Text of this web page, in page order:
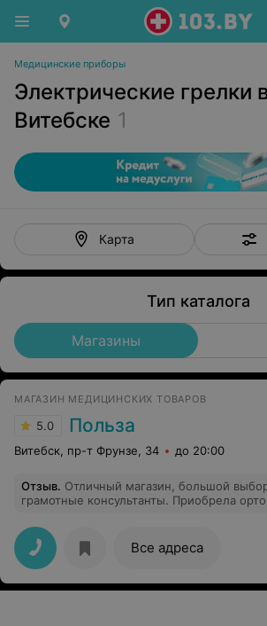
Медицинские приборы
Электрические грелки
Витебске 1
Карта
Тип каталога
Магазины
МАГАЗИН МЕДИЦИНСКИХ ТОВАРОВ
5.0 Польза
Витебск, пр-т Фрунзе, 34 до 20:00
Отзыв. Отличный магазин, большой
грамотные консультанты. Приобрела
определиться с выбором. Спасибо!
Все адреса